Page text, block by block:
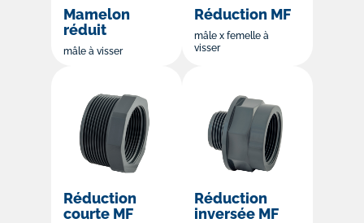
Mamelon
réduit
mâle à visser
Réduction MF
mâle x femelle à
visser
Réduction
courte MF
Réduction
inversée MF